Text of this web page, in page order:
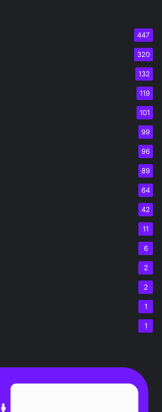
447
320
132
119
101
99
96
89
64
42
11
6
2
2
1
1